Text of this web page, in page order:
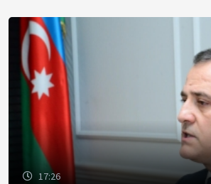
17:26